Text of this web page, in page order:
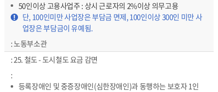
50인이상 고용사업주 : 상시 근로자의 2%이상 의무고용
단, 100인미만 사업장은 부담금 면제, 100인이상 300인 미만 사
업장은 부담금이 유예됨.
노동부소관
25. 철도 - 도시철도 요금 감면
등록장애인 및 중증장애인(심한장애인)과 동행하는 보호자 1인